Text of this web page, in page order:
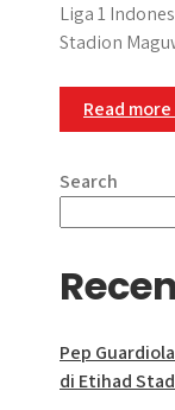
Liga 1
Stadion
Read
Search
Pep
di Etihad